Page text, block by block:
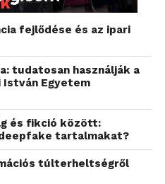
olyan mesterséges
eszközökkel, amelyeket
számítógépekre is, mint
eltérő fejlesztési és
illetve ezek elég
futtassanak operációs
tanulást segítő hardveres
fejlődése és az ipari
tudatosan használják a
István Egyetem
és fikció között:
tartalmakat?
túlterheltségről